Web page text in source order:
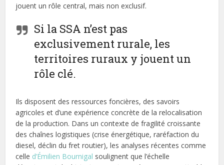
jouent un rôle central, mais non exclusif.
Si la SSA n’est pas
exclusivement rurale, les
territoires ruraux y jouent un
rôle clé.
Ils disposent des ressources foncières, des savoirs
agricoles et d’une expérience concrète de la relocalisation
de la production. Dans un contexte de fragilité croissante
des chaînes logistiques (crise énergétique, raréfaction du
diesel, déclin du fret routier), les analyses récentes comme
celle d’Émilien Bournigal soulignent que l’échelle